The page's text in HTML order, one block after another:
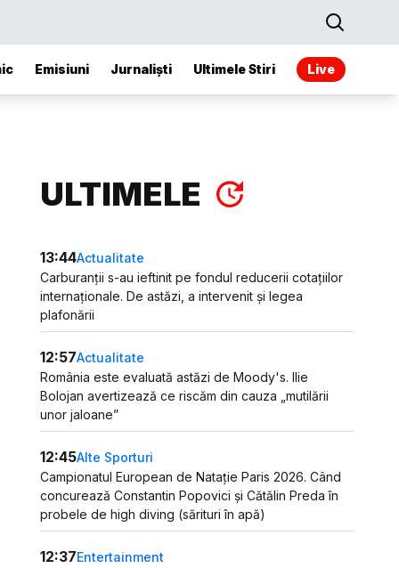
Emisiuni Jurnaliști Ultimele Stiri Live
ULTIMELE
13:44Actualitate
Carburanții s-au ieftinit pe fondul reducerii cotațiilor
internaționale. De astăzi, a intervenit și legea
plafonării
12:57Actualitate
România este evaluată astăzi de Moody's. Ilie
Bolojan avertizează ce riscăm din cauza „mutilării
unor jaloane”
12:45Alte Sporturi
Campionatul European de Natație Paris 2026. Când
concurează Constantin Popovici și Cătălin Preda în
probele de high diving (sărituri în apă)
12:37Entertainment